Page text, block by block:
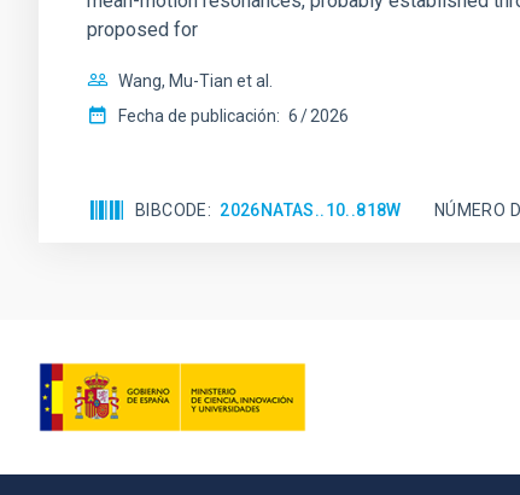
proposed for
Wang, Mu-Tian et al.
Fecha de publicación: 6 2026
BIBCODE 2026NATAS..10..818W NÚMERO